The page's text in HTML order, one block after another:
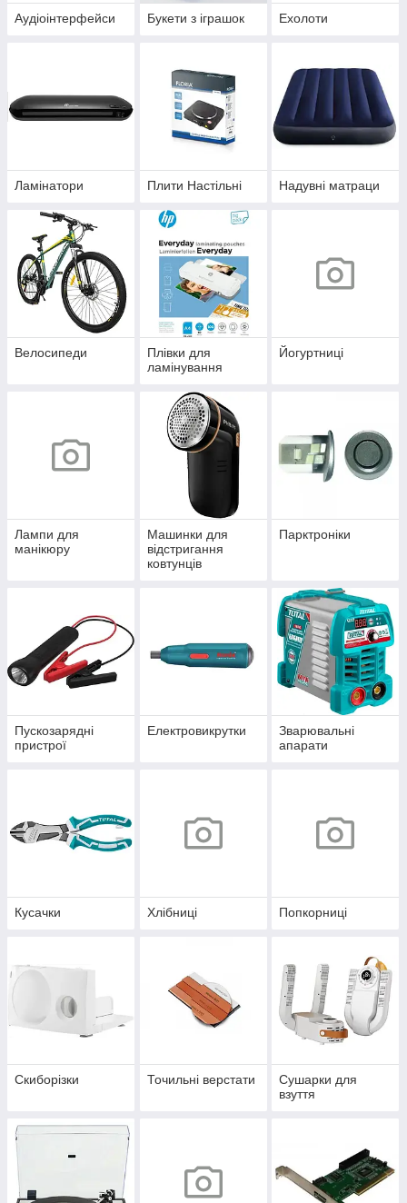
Аудіоінтерфейси Букети з іграшок Ехолоти
Ламінатори Плити Настільні Надувні матраци
Велосипеди
Плівки для
ламінування
Йогуртниці
Лампи для
манікюру
Машинки для
відстригання
ковтунців
Парктроніки
Пускозарядні
пристрої
Електровикрутки
Зварювальні
апарати
Кусачки Хлібниці Попкорниці
Скиборізки Точильні верстати
Сушарки для
взуття